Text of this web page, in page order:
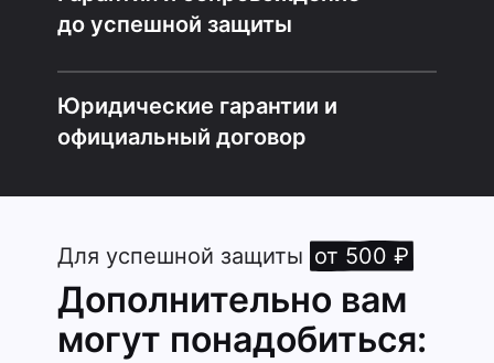
до успешной защиты
Юридические гарантии и
официальный договор
Для успешной защиты от 500 ₽
Дополнительно вам
могут понадобиться: